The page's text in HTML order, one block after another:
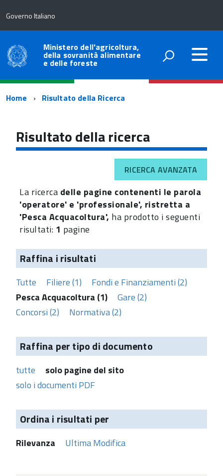
Governo Italiano
Ministero dell'agricoltura,
della sovranità alimentare
e delle foreste
Percorso
navigazione
Home Risultato della Ricerca
Risultato della ricerca
RICERCA AVANZATA
La ricerca delle pagine contenenti le parola
'operatore' e 'professionale', ristretta a
'Pesca Acquacoltura', ha prodotto i seguenti
risultati: 1 pagine
Raffina i risultati
Tutte Filiere (1)
Fondi e Finanziamenti (2)
Pesca Acquacoltura (1)
Gare (2)
Concorsi (2)
Normativa (2)
Raffina per tipo di documento
tutte
solo pagine del sito
solo i documenti PDF
Ordina i risultati per
Rilevanza Ultima Modifica